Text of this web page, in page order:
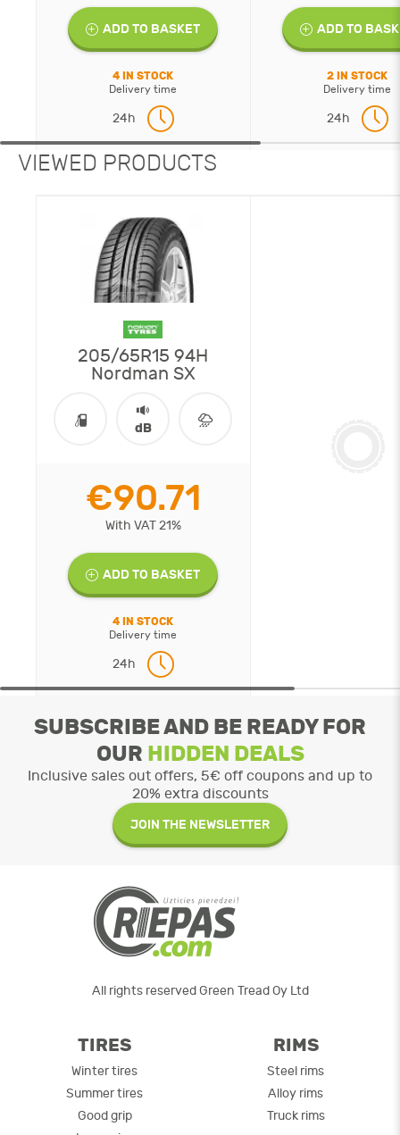
ADD TO BASKET
4 IN STOCK
Delivery time
24h
ADD TO
2 IN STOCK
Delivery time
24h
VIEWED PRODUCTS
205/65R15 94H
Nordman SX
dB
€90.71
With VAT 21%
ADD TO BASKET
4 IN STOCK
Delivery time
24h
SUBSCRIBE AND BE READY FOR
OUR HIDDEN DEALS
Inclusive sales out offers, 5€ off coupons and up to
20% extra discounts
JOIN THE NEWSLETTER
All rights reserved Green Tread Oy Ltd
TIRES
Winter tires
Summer tires
Good grip
RIMS
Steel rims
Alloy rims
Truck rims